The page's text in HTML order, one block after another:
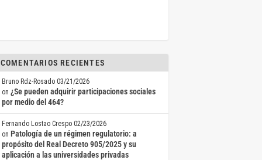
COMENTARIOS RECIENTES
Bruno Rdz-Rosado 03/21/2026
on ¿Se pueden adquirir participaciones sociales
por medio del 464?
Fernando Lostao Crespo 02/23/2026
on Patología de un régimen regulatorio: a
propósito del Real Decreto 905/2025 y su
aplicación a las universidades privadas